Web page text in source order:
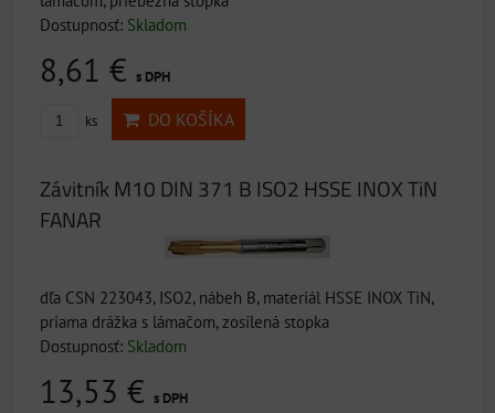
Dostupnosť: Skladom
8,61 € s DPH
ks DO KOŠÍKA
Závitník M10 DIN 371 B ISO2 HSSE INOX TiN
FANAR
dľa CSN 223043, ISO2, nábeh B, materiál HSSE INOX TiN,
priama drážka s lámačom, zosílená stopka
Dostupnosť: Skladom
13,53 € s DPH